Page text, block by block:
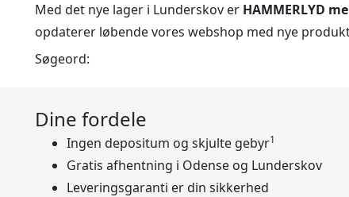
Med det nye lager i Lunderskov er HAMMERLYD
opdaterer løbende vores webshop med nye
Søgeord:
Dine fordele
Ingen depositum og skjulte gebyr1
Gratis afhentning i Odense og Lunderskov
Leveringsgaranti er din sikkerhed